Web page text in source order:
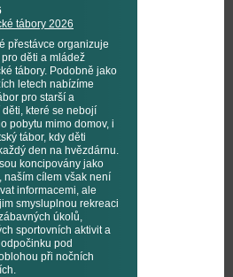
tábory 2026
přestávce organizuje
děti a mládež
tábory. Podobně jako
letech nabízíme
pro starší a
které se nebojí
pobytu mimo domov, i
tábor, kdy děti
den na hvězdárnu.
koncipovány jako
naším cílem však není
informacemi, ale
smysluplnou rekreaci
úkolů,
sportovních aktivit a
pod
při nočních